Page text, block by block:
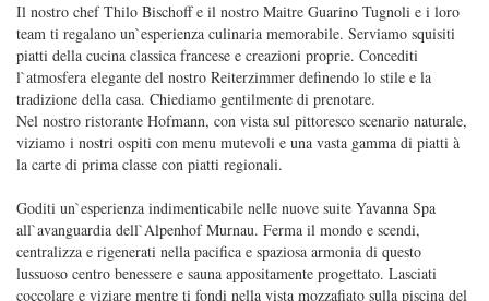
Il nostro chef Thilo Bischoff e il nostro Maitre Guarino Tugnoli e i loro
team ti regalano un`esperienza culinaria memorabile. Serviamo squisiti
piatti della cucina classica francese e creazioni proprie. Concediti
l`atmosfera elegante del nostro Reiterzimmer definendo lo stile e la
tradizione della casa. Chiediamo gentilmente di prenotare.
Nel nostro ristorante Hofmann, con vista sul pittoresco scenario naturale,
viziamo i nostri ospiti con menu mutevoli e una vasta gamma di piatti à
la carte di prima classe con piatti regionali.
Goditi un`esperienza indimenticabile nelle nuove suite Yavanna Spa
all`avanguardia dell`Alpenhof Murnau. Ferma il mondo e scendi,
centralizza e rigenerati nella pacifica e spaziosa armonia di questo
lussuoso centro benessere e sauna appositamente progettato. Lasciati
coccolare e viziare mentre ti fondi nella vista mozzafiato sulla piscina del